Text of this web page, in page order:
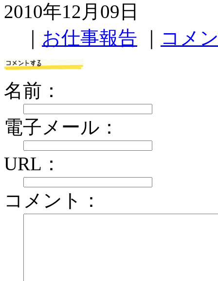
2010年12月09日
お仕事報告 コメ
名前：
電子メール：
URL：
コメント：